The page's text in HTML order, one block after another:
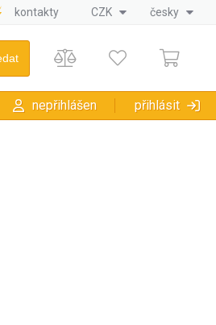
kontakty CZK česky
nepřihlášen přihlásit